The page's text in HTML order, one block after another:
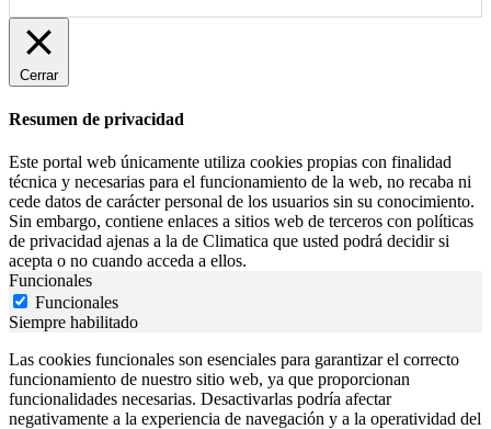
Cerrar
Resumen de privacidad
Este portal web únicamente utiliza cookies propias con finalidad
técnica y necesarias para el funcionamiento de la web, no recaba ni
cede datos de carácter personal de los usuarios sin su conocimiento.
Sin embargo, contiene enlaces a sitios web de terceros con políticas
de privacidad ajenas a la de Climatica que usted podrá decidir si
acepta o no cuando acceda a ellos.
Funcionales
Funcionales
Siempre habilitado
Las cookies funcionales son esenciales para garantizar el correcto
funcionamiento de nuestro sitio web, ya que proporcionan
funcionalidades necesarias. Desactivarlas podría afectar
negativamente a la experiencia de navegación y a la operatividad del